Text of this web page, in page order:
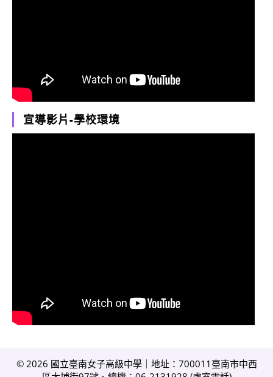
宣導影片-學校環境
© 2026 國立臺南女子高級中學｜地址：700011臺南市中西